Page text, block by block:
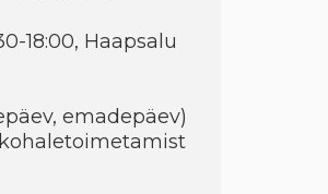
18:00, Haapsalu
emadepäev)